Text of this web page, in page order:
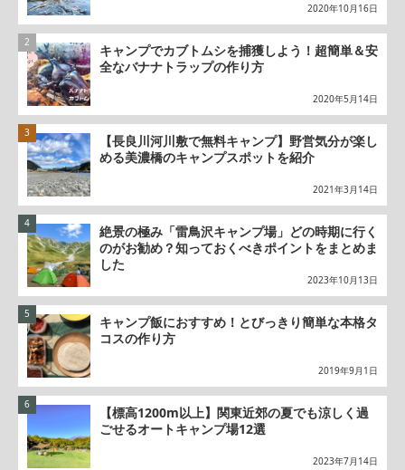
2020年10月16日
キャンプでカブトムシを捕獲しよう！超簡単＆安
全なバナナトラップの作り方
2020年5月14日
【長良川河川敷で無料キャンプ】野営気分が楽し
める美濃橋のキャンプスポットを紹介
2021年3月14日
絶景の極み「雷鳥沢キャンプ場」どの時期に行く
のがお勧め？知っておくべきポイントをまとめま
した
2023年10月13日
キャンプ飯におすすめ！とびっきり簡単な本格タ
コスの作り方
2019年9月1日
【標高1200m以上】関東近郊の夏でも涼しく過
ごせるオートキャンプ場12選
2023年7月14日